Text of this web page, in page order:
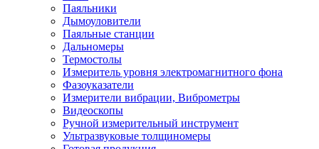
Паяльники
Дымоуловители
Паяльные станции
Дальномеры
Термостолы
Измеритель уровня электромагнитного фона
Фазоуказатели
Измерители вибрации, Виброметры
Видеоскопы
Ручной измерительный инструмент
Ультразвуковые толщиномеры